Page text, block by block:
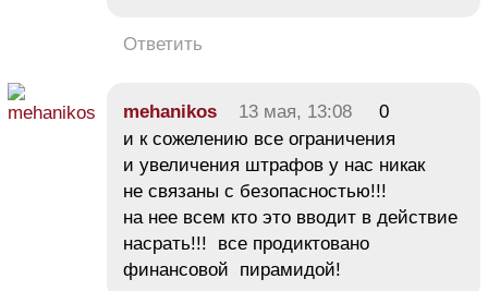
Ответить
mehanikos 13 мая, 13:08
0
и к сожелению все ограничения
и увеличения штрафов у нас никак
не связаны с безопасностью!!!
на нее всем кто это вводит в действие
насрать!!! все продиктовано
финансовой пирамидой!